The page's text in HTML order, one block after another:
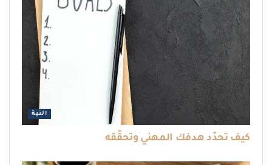
النية
كيف تحدّد هدفك المهني وتحقّقه